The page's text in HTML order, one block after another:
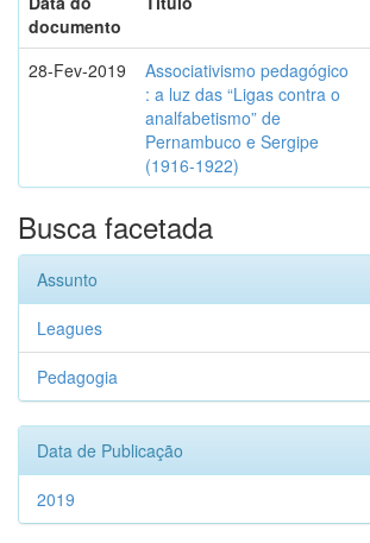
documento
28-Fev-2019
Associativismo pedagógico
: a luz das “Ligas contra o
analfabetismo” de
Pernambuco e Sergipe
(1916-1922)
Busca facetada
Assunto
Leagues
Pedagogia
Data de Publicação
2019